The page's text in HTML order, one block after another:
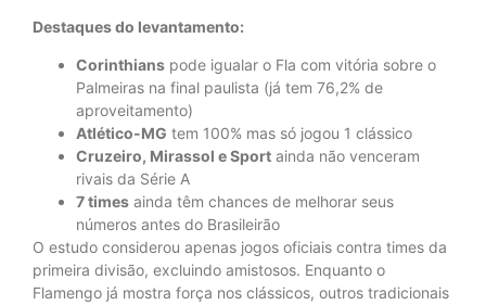
Destaques do levantamento:
Corinthians pode igualar o Fla com vitória sobre o
Palmeiras na final paulista (já tem 76,2% de
aproveitamento)
Atlético-MG tem 100% mas só jogou 1 clássico
Cruzeiro, Mirassol e Sport ainda não venceram
rivais da Série A
7 times ainda têm chances de melhorar seus
números antes do Brasileirão
O estudo considerou apenas jogos oficiais contra times da
primeira divisão, excluindo amistosos. Enquanto o
Flamengo já mostra força nos clássicos, outros tradicionais